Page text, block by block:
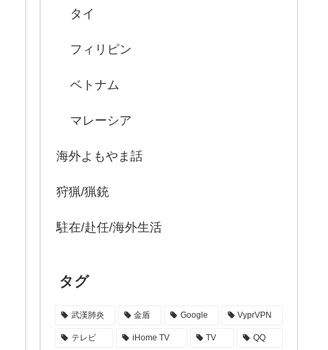
タイ
フィリピン
ベトナム
マレーシア
海外よもやま話
狩猟/猟銃
駐在/赴任/海外生活
タグ
武漢肺炎 金盾 Google VyprVPN
テレビ iHome TV TV QQ